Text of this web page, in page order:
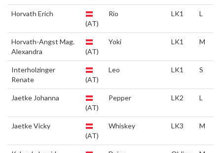
Horvath Erich
(AT)
Rio LK1 L
Horvath-Angst Mag.
Alexandra
(AT)
Yoki LK1 M
Interholzinger
Renate
(AT)
Leo LK1 S
Jaetke Johanna
(AT)
Pepper LK2 L
Jaetke Vicky
(AT)
Whiskey LK3 M